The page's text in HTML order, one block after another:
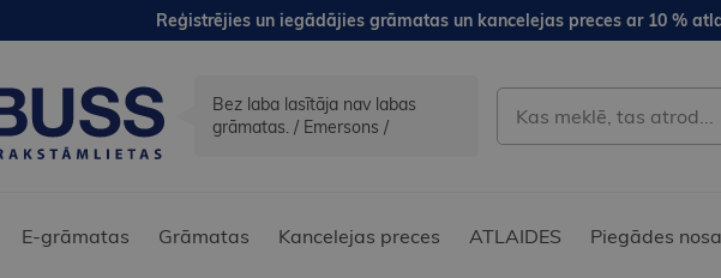
Reģistrējies un iegādājies grāmatas un kancelejas preces ar 10 %
Bez laba lasītāja nav labas
grāmatas. / Emersons /
E-grāmatas Grāmatas Kancelejas preces ATLAIDES Piegādes